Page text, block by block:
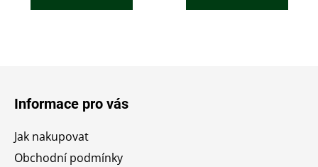
Informace pro vás
Jak nakupovat
Obchodní podmínky